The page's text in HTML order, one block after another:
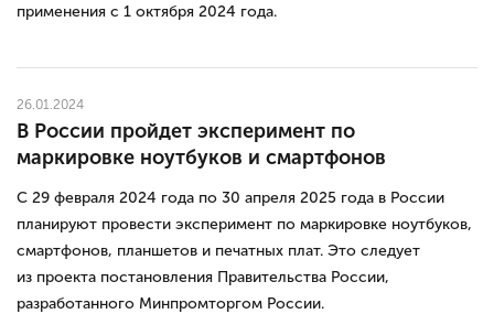
применения с 1 октября 2024 года.
26.01.2024
В России пройдет эксперимент по
маркировке ноутбуков и смартфонов
С 29 февраля 2024 года по 30 апреля 2025 года в России
планируют провести эксперимент по маркировке ноутбуков,
смартфонов, планшетов и печатных плат. Это следует
из проекта постановления Правительства России,
разработанного Минпромторгом России.